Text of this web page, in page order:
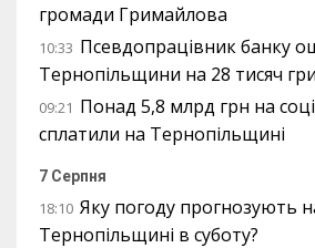
громади Гримайлова
10:33 Псевдопрацівник банку
Тернопільщини на 28 тисяч
09:21 Понад 5,8 млрд грн на
сплатили на Тернопільщині
7 Серпня
18:10 Яку погоду прогнозують
Тернопільщині в суботу?